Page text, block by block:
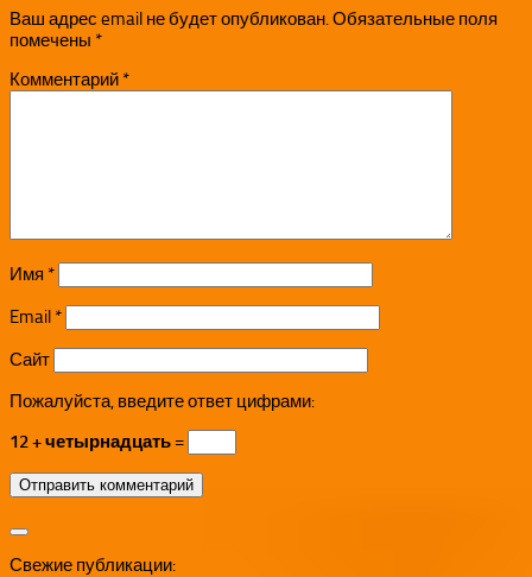
Ваш адрес email не будет опубликован.Обязательные поля
помечены *
Комментарий *
Имя *
Email *
Сайт
Пожалуйста, введите ответ цифрами:
12 + четырнадцать =
Свежие публикации: